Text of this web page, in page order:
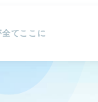
てここに